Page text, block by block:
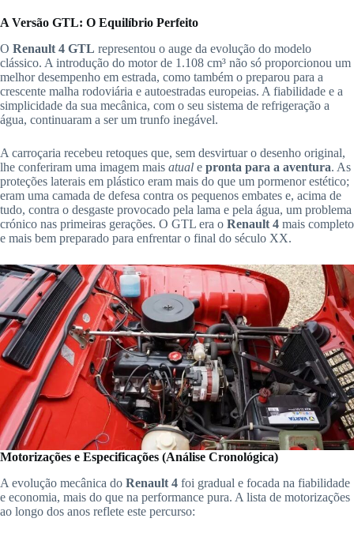
A Versão GTL: O Equilíbrio Perfeito
O Renault 4 GTL representou o auge da evolução do modelo
clássico. A introdução do motor de 1.108 cm³ não só proporcionou um
melhor desempenho em estrada, como também o preparou para a
crescente malha rodoviária e autoestradas europeias. A fiabilidade e a
simplicidade da sua mecânica, com o seu sistema de refrigeração a
água, continuaram a ser um trunfo inegável.
A carroçaria recebeu retoques que, sem desvirtuar o desenho original,
lhe conferiram uma imagem mais atual e pronta para a aventura. As
proteções laterais em plástico eram mais do que um pormenor estético;
eram uma camada de defesa contra os pequenos embates e, acima de
tudo, contra o desgaste provocado pela lama e pela água, um problema
crónico nas primeiras gerações. O GTL era o Renault 4 mais completo
e mais bem preparado para enfrentar o final do século XX.
Motorizações e Especificações (Análise Cronológica)
A evolução mecânica do Renault 4 foi gradual e focada na fiabilidade
e economia, mais do que na performance pura. A lista de motorizações
ao longo dos anos reflete este percurso: